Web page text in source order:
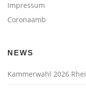
Impressum
Coronaamb
NEWS
Kammerwahl 2026